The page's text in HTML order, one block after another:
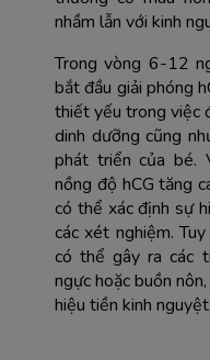
nhầm lẫn với kinh
Trong vòng 6-12
bắt đầu giải phóng
thiết yếu trong việc
dinh dưỡng cũng
phát triển của bé.
nồng độ hCG tăng
có thể xác định sự
các xét nghiệm.
có thể gây ra các
ngực hoặc buồn
hiệu tiền kinh nguyệt.